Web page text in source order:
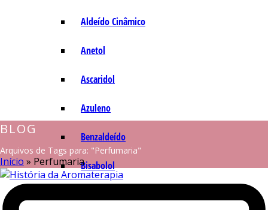
Aldeído Cinâmico
Anetol
Ascaridol
Azuleno
Benzaldeído
Bisabolol
BLOG
Arquivos de Tags para: "Perfumaria"
Início » Perfumaria